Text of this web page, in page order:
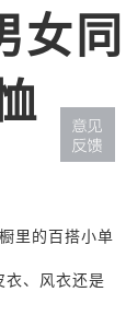
女同
里的百搭小单
衣、风衣还是